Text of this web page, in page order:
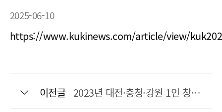
2025-06-10
https://www.kukinews.com/article/view/
이전글 2023년 대전·충청·강원 1인 창조기업 지원센터 성과교류회 개최